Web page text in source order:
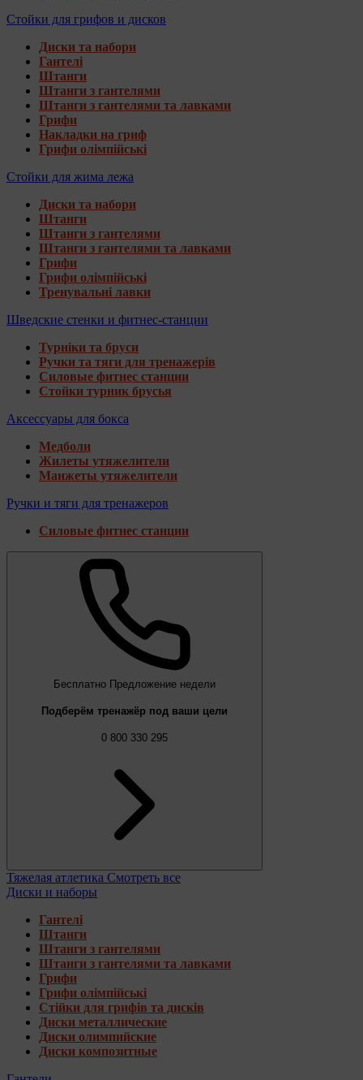
Стойки для грифов и дисков
Диски та набори
Гантелі
Штанги
Штанги з гантелями
Штанги з гантелями та лавками
Грифи
Накладки на гриф
Грифи олімпійські
Стойки для жима лежа
Диски та набори
Штанги
Штанги з гантелями
Штанги з гантелями та лавками
Грифи
Грифи олімпійські
Тренувальні лавки
Шведские стенки и фитнес-станции
Турніки та бруси
Ручки та тяги для тренажерів
Силовые фитнес станции
Стойки турник брусья
Аксессуары для бокса
Медболи
Жилеты утяжелители
Манжеты утяжелители
Ручки и тяги для тренажеров
Силовые фитнес станции
Бесплатно Предложение недели
Подберём тренажёр под ваши цели
0 800 330 295
Тяжелая атлетика Смотреть все
Диски и наборы
Гантелі
Штанги
Штанги з гантелями
Штанги з гантелями та лавками
Грифи
Грифи олімпійські
Стійки для грифів та дисків
Диски металлические
Диски олимпийские
Диски композитные